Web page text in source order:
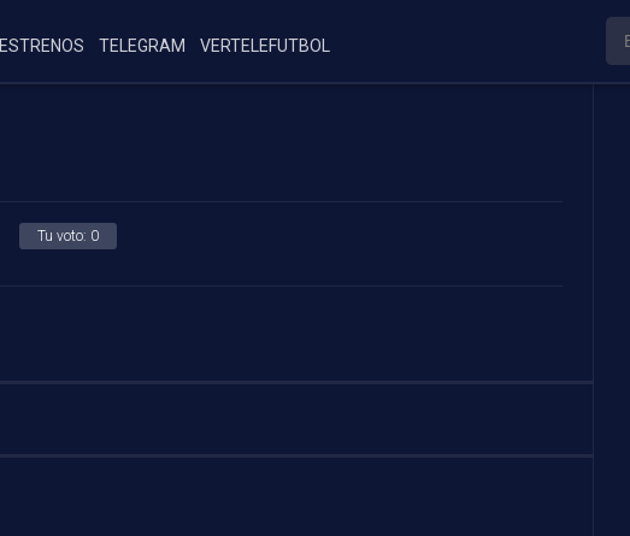
ESTRENOS TELEGRAM VERTELEFUTBOL
Tu voto: 0